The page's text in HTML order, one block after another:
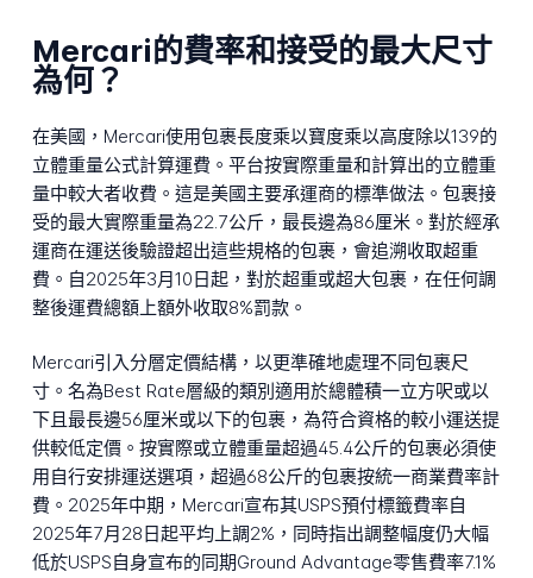
Mercari的費率和接受的最大尺寸
為何？
在美國，Mercari使用包裹長度乘以寶度乘以高度除以139的
立體重量公式計算運費。平台按實際重量和計算出的立體重
量中較大者收費。這是美國主要承運商的標準做法。包裹接
受的最大實際重量為22.7公斤，最長邊為86厘米。對於經承
運商在運送後驗證超出這些規格的包裹，會追溯收取超重
費。自2025年3月10日起，對於超重或超大包裹，在任何調
整後運費總額上額外收取8%罰款。
Mercari引入分層定價結構，以更準確地處理不同包裹尺
寸。名為Best Rate層級的類別適用於總體積一立方呎或以
下且最長邊56厘米或以下的包裹，為符合資格的較小運送提
供較低定價。按實際或立體重量超過45.4公斤的包裹必須使
用自行安排運送選項，超過68公斤的包裹按統一商業費率計
費。2025年中期，Mercari宣布其USPS預付標籤費率自
2025年7月28日起平均上調2%，同時指出調整幅度仍大幅
低於USPS自身宣布的同期Ground Advantage零售費率7.1%